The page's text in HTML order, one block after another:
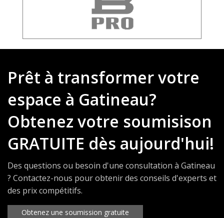
Prêt à transformer votre
espace à Gatineau?
Obtenez votre soumisison
GRATUITE dès aujourd'hui!
Des questions ou besoin d'une consultation à Gatineau
? Contactez-nous pour obtenir des conseils d'experts et
des prix compétitifs.
Obtenez une soumission gratuite